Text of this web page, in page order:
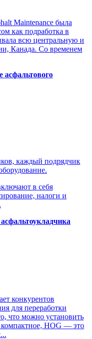
Maintenance была
как подработка в
всю центральную и
Канада. Со временем
асфальтового
каждый подрядчик
в себя
налоги и
конкурентов
для переработки
что можно установить
компактное, HOG — это